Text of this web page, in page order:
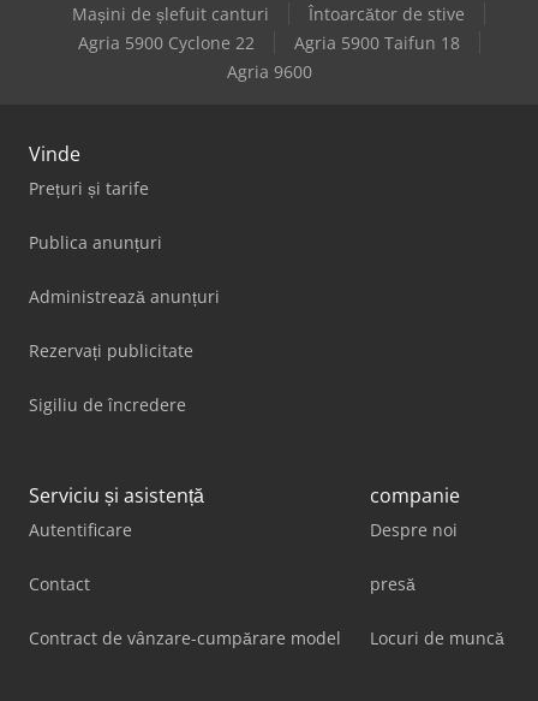
Mașini de șlefuit canturi
Întoarcător de stive
Agria 5900 Cyclone 22
Agria 5900 Taifun 18
Agria 9600
Vinde
Prețuri și tarife
Publica anunțuri
Administrează anunțuri
Rezervați publicitate
Sigiliu de încredere
Serviciu și asistență
Autentificare
Contact
Contract de vânzare-cumpărare model
companie
Despre noi
presă
Locuri de muncă